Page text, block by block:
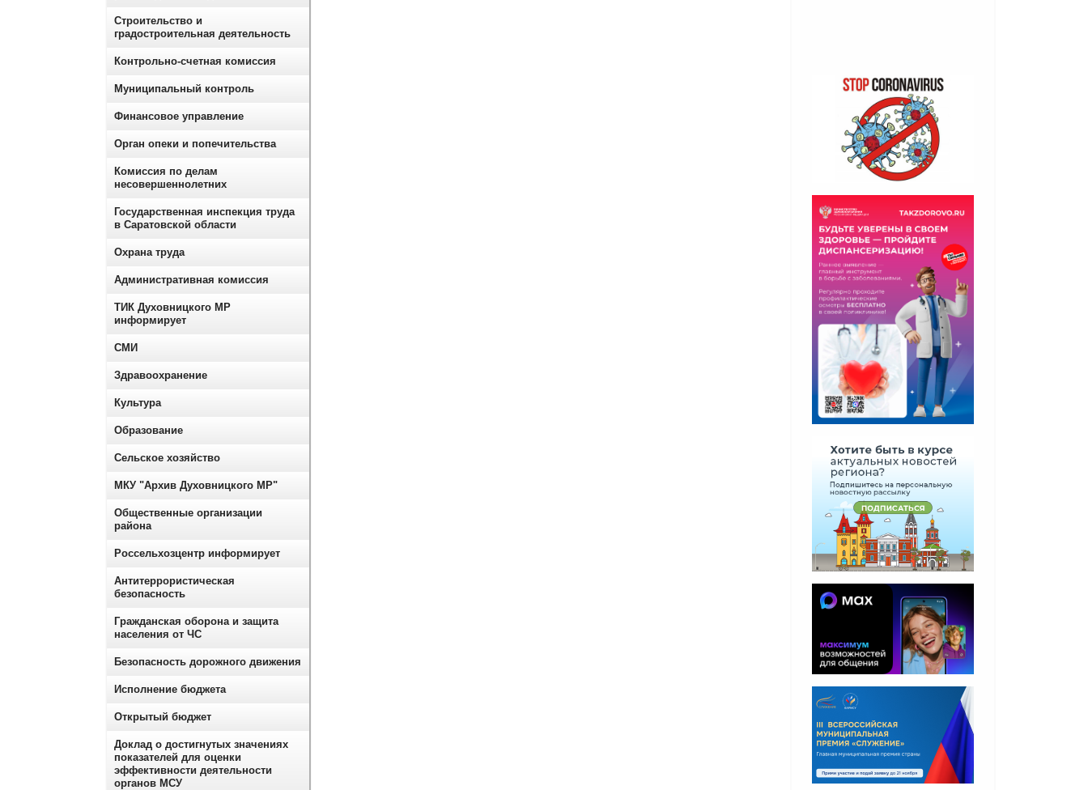
Строительство и
градостроительная деятельность
Контрольно-счетная комиссия
Муниципальный контроль
Финансовое управление
Орган опеки и попечительства
Комиссия по делам
несовершеннолетних
Государственная инспекция труда
в Саратовской области
Охрана труда
Административная комиссия
ТИК Духовницкого МР
информирует
СМИ
Здравоохранение
Культура
Образование
Сельское хозяйство
МКУ "Архив Духовницкого МР"
Общественные организации
района
Россельхозцентр информирует
Антитеррористическая
безопасность
Гражданская оборона и защита
населения от ЧС
Безопасность дорожного движения
Исполнение бюджета
Открытый бюджет
Доклад о достигнутых значениях
показателей для оценки
эффективности деятельности
органов МСУ